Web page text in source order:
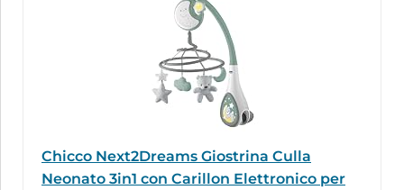
Chicco Next2Dreams Giostrina Culla
Neonato 3in1 con Carillon Elettronico per